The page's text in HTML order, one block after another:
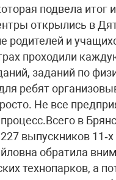
подвела итог
открылись в
родителей и
проходили
заданий по
ребят
Не все
в
выпускников
обратила
технопарков, а